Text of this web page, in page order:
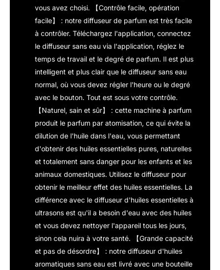
vous avez choisi. 【Contrôle facile, opération
facile】 : notre diffuseur de parfum est très facile
à contrôler. Téléchargez l'application, connectez
le diffuseur sans eau via l'application, réglez le
temps de travail et le degré de parfum. Il est plus
intelligent et plus clair que le diffuseur sans eau
normal, où vous devez régler l'heure ou le degré
avec le bouton. Tout est sous votre contrôle.
【Naturel, sain et sûr】 : cette machine à parfum
produit le parfum par atomisation, ce qui évite la
dilution de l'huile dans l'eau, vous permettant
d'obtenir des huiles essentielles pures, naturelles
et totalement sans danger pour les enfants et les
animaux domestiques. Utilisez le diffuseur pour
obtenir le meilleur effet des huiles essentielles. La
différence avec le diffuseur d'huiles essentielles à
ultrasons est qu'il a besoin d'eau avec des huiles
et vous devez nettoyer l'appareil tous les jours,
sinon cela nuira à votre santé. 【Grande capacité
et pas de désordre】 : notre diffuseur d'huiles
aromatiques sans eau est livré avec une bouteille